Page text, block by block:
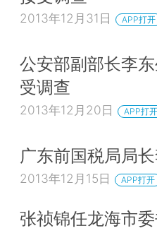
2013年12月31日 APP打开
公安部副部长李
受调查
2013年12月20日 APP打开
广东前国税局局
2013年12月15日 APP打开
张祯锦任龙海市